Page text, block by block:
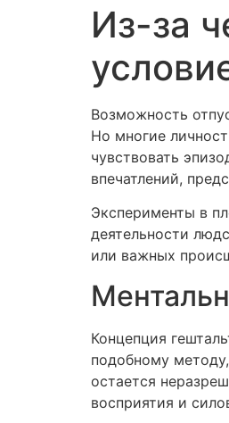
Из-за
Возможность
Но многие
чувствовать
впечатлений,
Эксперименты в
деятельности
или важных
Концепция
подобному
остается
восприятия и